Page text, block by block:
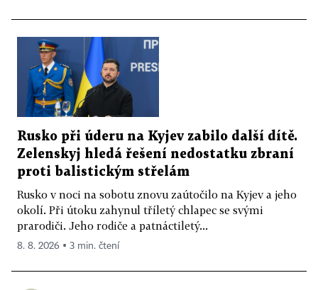
Rusko při úderu na Kyjev zabilo další dítě.
Zelenskyj hledá řešení nedostatku zbraní
proti balistickým střelám
Rusko v noci na sobotu znovu zaútočilo na Kyjev a jeho
okolí. Při útoku zahynul tříletý chlapec se svými
prarodiči. Jeho rodiče a patnáctiletý...
8. 8. 2026 ▪ 3 min. čtení